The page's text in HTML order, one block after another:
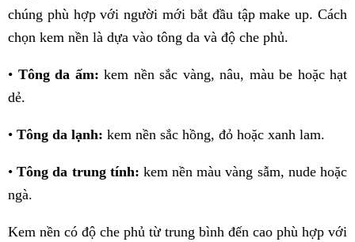
chúng phù hợp với người mới bắt đầu tập make up. Cách
chọn kem nền là dựa vào tông da và độ che phủ.
• Tông da ấm: kem nền sắc vàng, nâu, màu be hoặc hạt
dẻ.
• Tông da lạnh: kem nền sắc hồng, đỏ hoặc xanh lam.
•Tông da trung tính: kem nền màu vàng sẫm, nude hoặc
ngà.
Kem nền có độ che phủ từ trung bình đến cao phù hợp với